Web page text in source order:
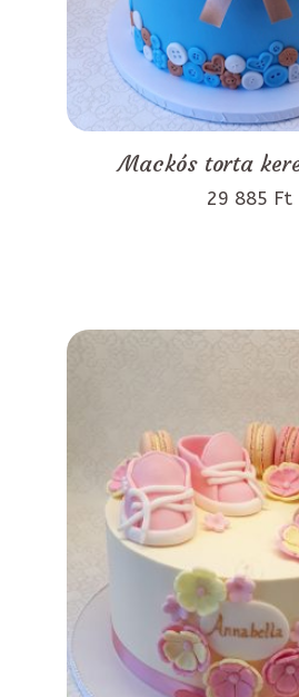
Mackós torta
29 885 Ft